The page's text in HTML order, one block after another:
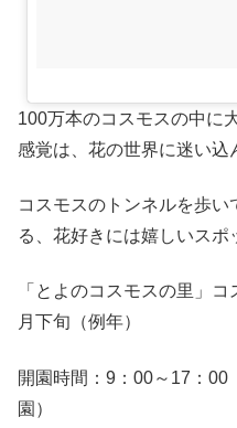
100万本のコスモスの中に
感覚は、花の世界に迷い込
コスモスのトンネルを歩
る、花好きには嬉しいスポ
「とよのコスモスの里」
月下旬（例年）
開園時間：9：00～17：00
園）